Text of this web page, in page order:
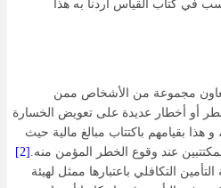
في كتاب القياس أردنا به هذا
مجموعة من الأشخاص ممن
أو أخطار عديدة على تعويض الخسارة
هذا بقيامهم باكتتاب مبالغ مالية حيث
عند وقوع الخطر المؤمن منه. [2]
التكافلي باعتبارها ممثل لهيئة